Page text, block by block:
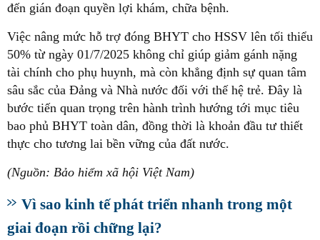
đến gián đoạn quyền lợi khám, chữa bệnh.
Việc nâng mức hỗ trợ đóng BHYT cho HSSV lên tối thiểu
50% từ ngày 01/7/2025 không chỉ giúp giảm gánh nặng
tài chính cho phụ huynh, mà còn khẳng định sự quan tâm
sâu sắc của Đảng và Nhà nước đối với thế hệ trẻ. Đây là
bước tiến quan trọng trên hành trình hướng tới mục tiêu
bao phủ BHYT toàn dân, đồng thời là khoản đầu tư thiết
thực cho tương lai bền vững của đất nước.
(Nguồn: Bảo hiểm xã hội Việt Nam)
Vì sao kinh tế phát triển nhanh trong một
giai đoạn rồi chững lại?